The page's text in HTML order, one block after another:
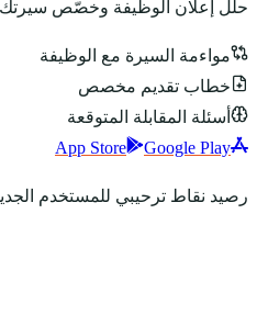
حلّل إعلان الوظيفة وخصّص سيرتك
مواءمة السيرة مع الوظيفة
خطاب تقديم مخصص
أسئلة المقابلة المتوقعة
App Store
Google Play
رصيد نقاط ترحيبي للمستخدم